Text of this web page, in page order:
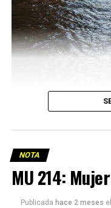
NOTA
MU 214:
Publicada hace 2 meses el